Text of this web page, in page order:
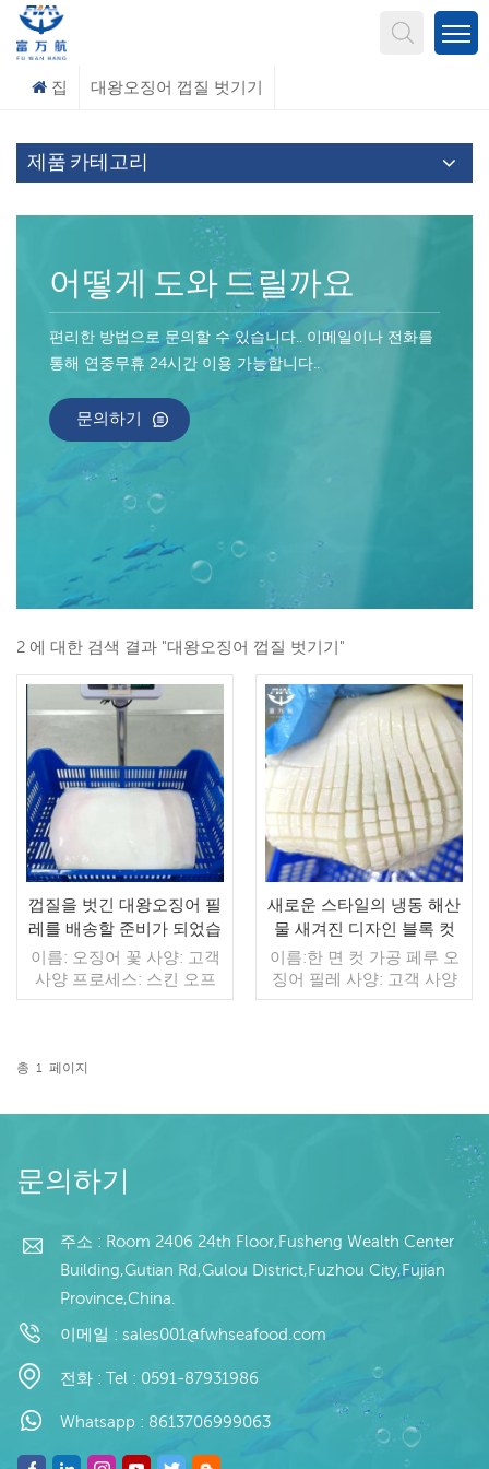
집 대왕오징어 껍질 벗기기
제품 카테고리
어떻게 도와 드릴까요
편리한 방법으로 문의할 수 있습니다.. 이메일이나 전화를
통해 연중무휴 24시간 이용 가능합니다..
문의하기
2 에 대한 검색 결과 "대왕오징어 껍질 벗기기"
껍질을 벗긴 대왕오징어 필
레를 배송할 준비가 되었습
니다.
이름: 오징어 꽃 사양: 고객
사양 프로세스: 스킨 오프
글레이징: IQF 40%(맞춤형)
매/수출 min. 주문: 20피트
너 지불: 보자마자 TT / С확
원산지: 중국 브랜드: 푸 왕
행
새로운 스타일의 냉동 해산
물 새겨진 디자인 블록 컷
거대한 페루 오징어 필레 스
킨 오프
이름:한 면 컷 가공 페루 오
징어 필레 사양: 고객 사양
프로세스: 스킨 오프,컷 유
이너 / 40피트 컨테이너 지
불: 보자마자 TT / С확인된
취소 불가능한 LC 배송: 입
총 1 페이지
문의하기
주소 : Room 2406 24th Floor,Fusheng Wealth Center
Building,Gutian Rd,Gulou District,Fuzhou City,Fujian
Province,China.
이메일 : sales001@fwhseafood.com
전화 : Tel : 0591-87931986
Whatsapp : 8613706999063